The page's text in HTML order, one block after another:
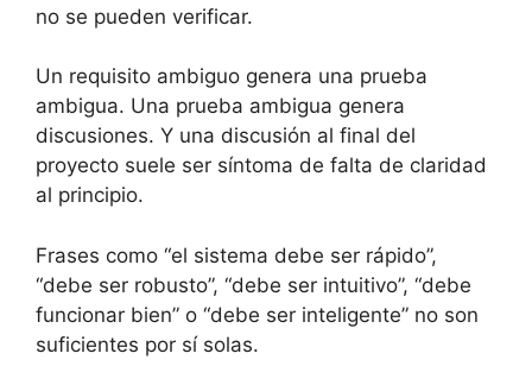
no se pueden verificar.
Un requisito ambiguo genera una prueba
ambigua. Una prueba ambigua genera
discusiones. Y una discusión al final del
proyecto suele ser síntoma de falta de claridad
al principio.
Frases como “el sistema debe ser rápido”,
“debe ser robusto”, “debe ser intuitivo”, “debe
funcionar bien” o “debe ser inteligente” no son
suficientes por sí solas.